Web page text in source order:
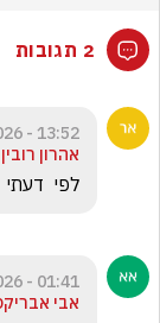
2 תגובות
13:52 - 15.01.2026
אהרון רובין
לפי
01:41 - 15.01.2026
אבי